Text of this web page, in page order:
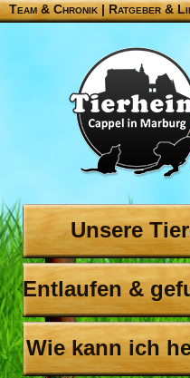
Team & Chronik |Ratgeber &
Unsere
Entlaufen &
Wie kann ich